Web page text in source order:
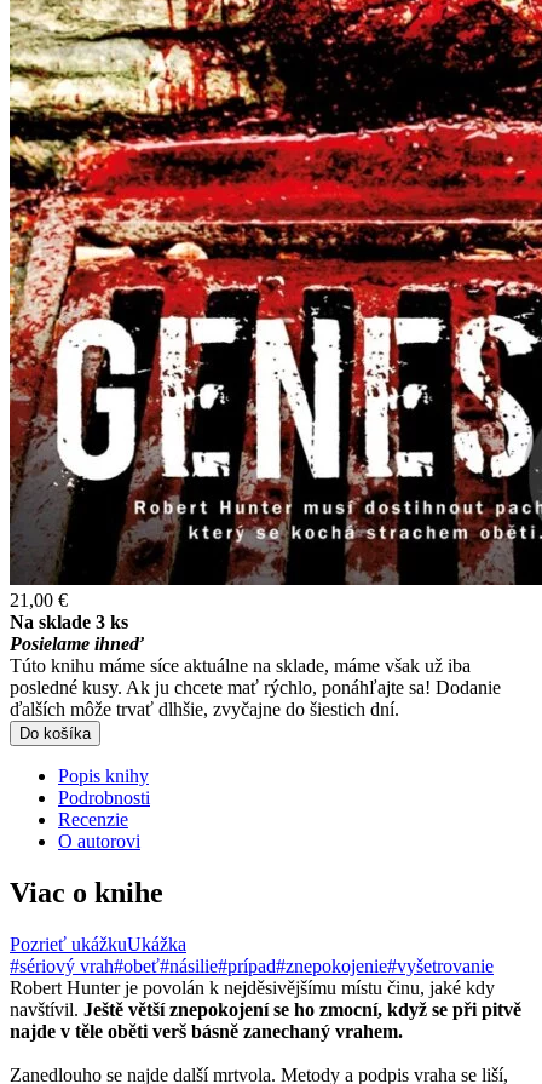
21,00 €
Na sklade 3 ks
Posielame ihneď
Túto knihu máme síce aktuálne na sklade, máme však už iba
posledné kusy. Ak ju chcete mať rýchlo, ponáhľajte sa! Dodanie
ďalších môže trvať dlhšie, zvyčajne do šiestich dní.
Do košíka
Popis knihy
Podrobnosti
Recenzie
O autorovi
Viac o knihe
Pozrieť ukážkuUkážka
#sériový vrah#obeť#násilie#prípad#znepokojenie#vyšetrovanie
Robert Hunter je povolán k nejděsivějšímu místu činu, jaké kdy
navštívil. Ještě větší znepokojení se ho zmocní, když se při pitvě
najde v těle oběti verš básně zanechaný vrahem.
Zanedlouho se najde další mrtvola. Metody a podpis vraha se liší,